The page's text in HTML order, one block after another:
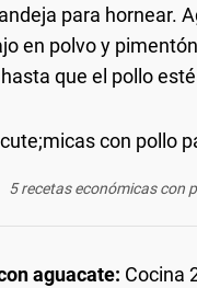
para hornear.
en polvo y
que el pollo
5 recetas económicas con
aguacate: Cocina